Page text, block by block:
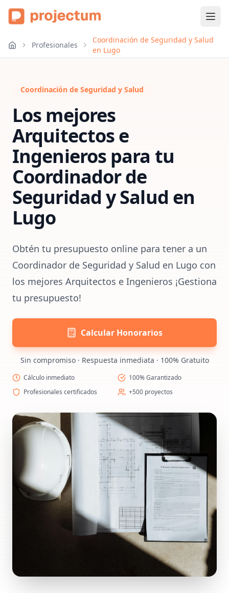
Profesionales
Coordinación de Seguridad y Salud
en Lugo
Coordinación de Seguridad y Salud
Los mejores
Arquitectos e
Ingenieros para tu
Coordinador de
Seguridad y Salud en
Lugo
Obtén tu presupuesto online para tener a un
Coordinador de Seguridad y Salud en Lugo con
los mejores Arquitectos e Ingenieros ¡Gestiona
tu presupuesto!
Calcular Honorarios
Sin compromiso · Respuesta inmediata · 100% Gratuito
Cálculo inmediato
100% Garantizado
Profesionales certificados
+500 proyectos